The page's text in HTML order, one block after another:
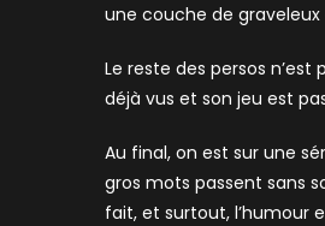
une couche de graveleux
Le reste des persos
déjà vus et son jeu est
Au final, on est sur une
gros mots passent sans
fait, et surtout, l’humour